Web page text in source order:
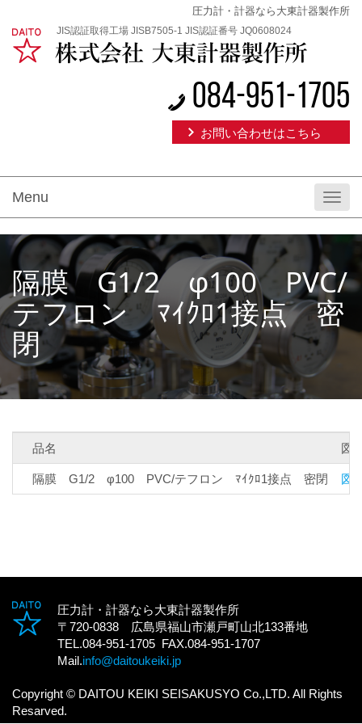
圧力計・計器なら大東計器製作所
JIS認証取得工場 JISB7505-1 JIS認証番号 JQ0608024
084-951-1705
お問い合わせはこちら
Menu
隔膜 G1/2 φ100 PVC/
テフロン ﾏｲｸﾛ1接点 密
閉
品名 図
隔膜 G1/2 φ100 PVC/テフロン ﾏｲｸﾛ1接点 密閉 図
圧力計・計器なら大東計器製作所
〒720-0838 広島県福山市瀬戸町山北133番地
TEL.084-951-1705 FAX.084-951-1707
Mail.info@daitoukeiki.jp
Copyright © DAITOU KEIKI SEISAKUSYO Co.,LTD. All Rights
Resarved.